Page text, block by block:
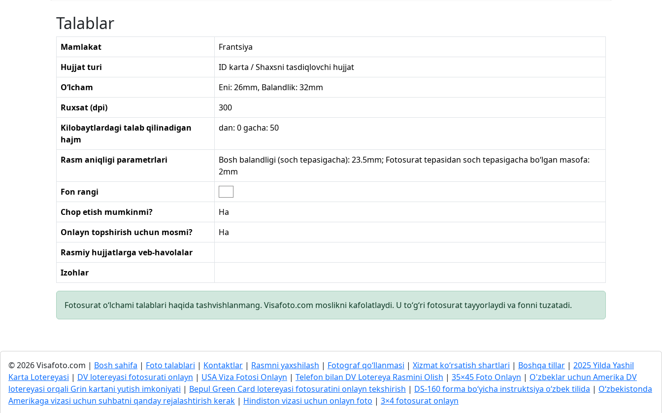
Talablar
Mamlakat
Frantsiya
Hujjat turi
ID karta / Shaxsni tasdiqlovchi hujjat
O‘lcham
Eni: 26mm, Balandlik: 32mm
Ruxsat (dpi)
300
Kilobaytlardagi talab qilinadigan
hajm
dan: 0 gacha: 50
Rasm aniqligi parametrlari
Bosh balandligi (soch tepasigacha): 23.5mm; Fotosurat tepasidan soch tepasigacha bo‘lgan masofa:
2mm
Fon rangi
Chop etish mumkinmi?
Ha
Onlayn topshirish uchun mosmi?
Ha
Rasmiy hujjatlarga veb-havolalar
Izohlar
Fotosurat o‘lchami talablari haqida tashvishlanmang. Visafoto.com moslikni kafolatlaydi. U to‘g‘ri fotosurat tayyorlaydi va fonni tuzatadi.
© 2026 Visafoto.com | Bosh sahifa | Foto talablari | Kontaktlar | Rasmni yaxshilash | Fotograf qo‘llanmasi | Xizmat ko‘rsatish shartlari | Boshqa tillar | 2025 Yilda Yashil
Karta Lotereyasi | DV lotereyasi fotosurati onlayn | USA Viza Fotosi Onlayn | Telefon bilan DV Lotereya Rasmini Olish | 35×45 Foto Onlayn | O'zbeklar uchun Amerika DV
lotereyasi orqali Grin kartani yutish imkoniyati | Bepul Green Card lotereyasi fotosuratini onlayn tekshirish | DS-160 forma bo‘yicha instruktsiya o‘zbek tilida | O‘zbekistonda
Amerikaga vizasi uchun suhbatni qanday rejalashtirish kerak | Hindiston vizasi uchun onlayn foto | 3×4 fotosurat onlayn